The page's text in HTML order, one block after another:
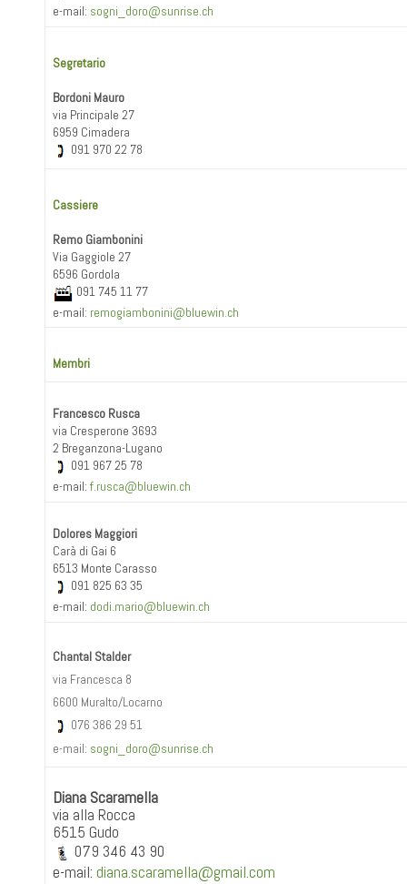
e-mail: sogni_doro@sunrise.ch
Segretario
Bordoni Mauro
via Principale 27
6959 Cimadera
091 970 22 78
Cassiere
Remo Giambonini
Via Gaggiole 27
6596 Gordola
091 745 11 77
e-mail: remogiambonini@bluewin.ch
Membri
Francesco Rusca
via Cresperone 3693
2 Breganzona-Lugano
091 967 25 78
e-mail:f.rusca@bluewin.ch
Dolores Maggiori
Carà di Gai 6
6513 Monte Carasso
091 825 63 35
e-mail: dodi.mario@bluewin.ch
Chantal Stalder
via Francesca 8
6600 Muralto/Locarno
076 386 29 51
e-mail: sogni_doro@sunrise.ch
Diana Scaramella
via alla Rocca
6515 Gudo
079 346 43 90
e-mail: diana.scaramella@gmail.com